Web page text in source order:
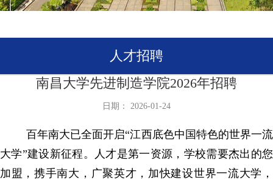
人才招聘
南昌大学先进制造学院2026年招聘
日期： 2026-01-24
百年南大已全面开启“江西底色中国特色的世界一流
大学”建设新征程。人才是第一资源，学校需要杰出的您
加盟，携手南大，广聚英才，加快建设世界一流大学，